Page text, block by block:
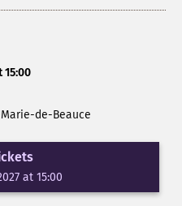
15:00
de-Beauce
at 15:00